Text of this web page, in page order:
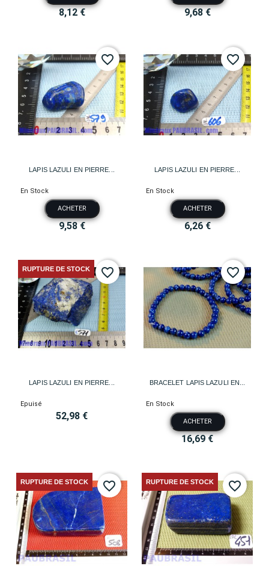
8,12 € 9,68 €
LAPIS LAZULI EN PIERRE...
En Stock
ACHETER
9,58 €
favorite_border
LAPIS LAZULI EN PIERRE...
En Stock
ACHETER
6,26 €
favorite_border
LAPIS LAZULI EN PIERRE...
Epuisé
52,98 €
RUPTURE DE STOCK favorite_border
BRACELET LAPIS LAZULI EN...
En Stock
ACHETER
16,69 €
favorite_border
RUPTURE DE STOCK favorite_border RUPTURE DE STOCK favorite_border